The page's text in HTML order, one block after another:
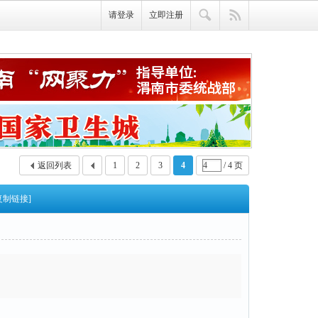
请登录 立即注册
1 2 3 4 / 4 页
返回列表
制链接]